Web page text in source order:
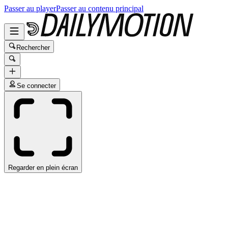
Passer au playerPasser au contenu principal
Rechercher
Se connecter
Regarder en plein écran